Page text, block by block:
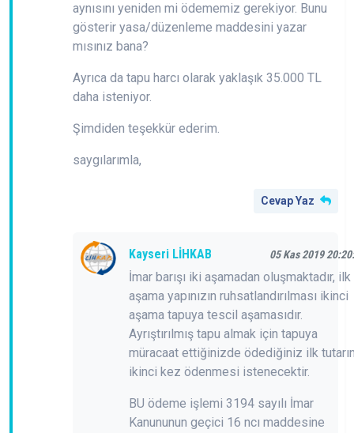
aynısını yeniden mi ödememiz gerekiyor. Bunu
gösterir yasa/düzenleme maddesini yazar
mısınız bana?
Ayrıca da tapu harcı olarak yaklaşık 35.000 TL
daha isteniyor.
Şimdiden teşekkür ederim.
saygılarımla,
Cevap Yaz
Kayseri LİHKAB 05 Kas 2019
İmar barışı iki aşamadan oluşmaktadır, ilk
aşama yapınızın ruhsatlandırılması ikinci
aşama tapuya tescil aşamasıdır.
Ayrıştırılmış tapu almak için tapuya
müracaat ettiğinizde ödediğiniz ilk
ikinci kez ödenmesi istenecektir.
BU ödeme işlemi 3194 sayılı İmar
Kanununun geçici 16 ncı maddesine